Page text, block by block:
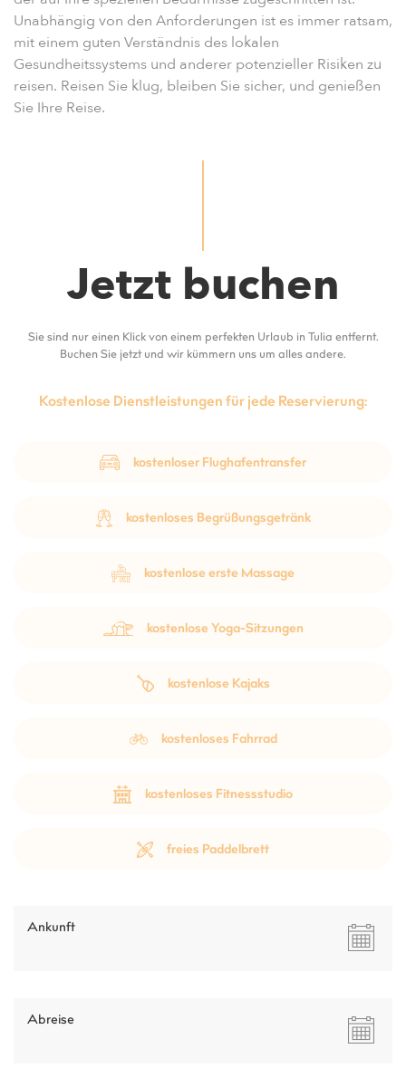
Unabhängig von den Anforderungen ist es immer ratsam,
mit einem guten Verständnis des lokalen
Gesundheitssystems und anderer potenzieller Risiken zu
reisen. Reisen Sie klug, bleiben Sie sicher, und genießen
Sie Ihre Reise.
Jetzt buchen
Sie sind nur einen Klick von einem perfekten Urlaub in Tulia entfernt.
Buchen Sie jetzt und wir kümmern uns um alles andere.
Kostenlose Dienstleistungen für jede Reservierung:
kostenloser Flughafentransfer
kostenloses Begrüßungsgetränk
kostenlose erste Massage
kostenlose Yoga-Sitzungen
kostenlose Kajaks
kostenloses Fahrrad
kostenloses Fitnessstudio
freies Paddelbrett
Ankunft
Abreise